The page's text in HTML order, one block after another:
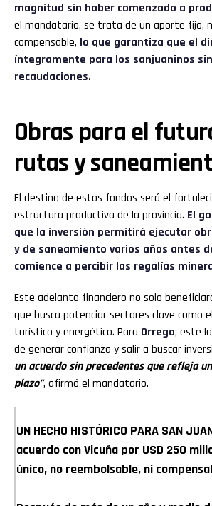
magnitud sin haber comenzado a
el mandatario, se trata de un aporte fijo,
compensable, lo que garantiza que el
íntegramente para los sanjuaninos
recaudaciones.
Obras para el
rutas y
El destino de estos fondos será el
estructura productiva de la provincia. El
que la inversión permitirá ejecutar
y de saneamiento varios años antes
comience a percibir las regalías
Este adelanto financiero no solo
que busca potenciar sectores clave como
turístico y energético. Para Orrego, este
de generar confianza y salir a buscar
un acuerdo sin precedentes que refleja
plazo”, afirmó el mandatario.
UN HECHO HISTÓRICO PARA SAN
acuerdo con Vicuña por USD 250
único, no reembolsable, ni